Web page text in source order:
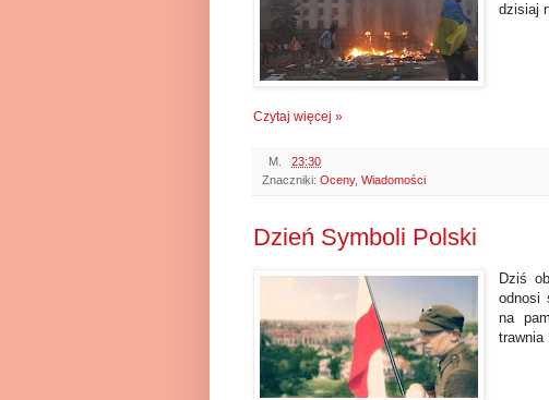
dzisiaj
Czytaj więcej »
M.
23:30
Znaczniki: Oceny, Wiadomości
Dzień Symboli Polski
Dziś
odnosi
na
trawnia